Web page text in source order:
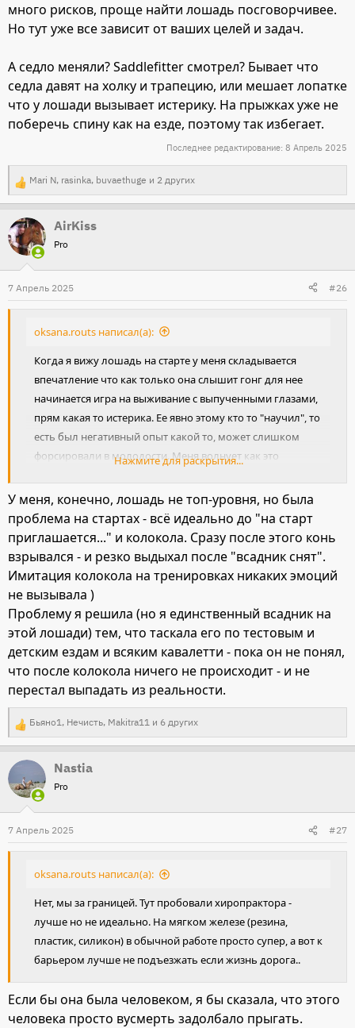
много рисков, проще найти лошадь посговорчивее.
Но тут уже все зависит от ваших целей и задач.
А седло меняли? Saddlefitter смотрел? Бывает что
седла давят на холку и трапецию, или мешает лопатке
что у лошади вызывает истерику. На прыжках уже не
поберечь спину как на езде, поэтому так избегает.
Последнее редактирование: 8 Апрель 2025
Р
е
а
к
и
и
Mari N, rasinka, buvaethuge и 2 других
AirKiss
Pro
7 Апрель 2025 #26
oksana.routs написал(а):
Когда я вижу лошадь на старте у меня складывается
впечатление что как только она слышит гонг для нее
начинается игра на выживание с выпученными глазами,
прям какая то истерика. Ее явно этому кто то "научил", то
есть был негативный опыт какой то, может слишком
форсировали в молодости. Меня волнует как это
форумов. Никогда не знаешь где найдешь помощь.
Нажмите для раскрытия...
У меня, конечно, лошадь не топ-уровня, но была
проблема на стартах - всё идеально до "на старт
приглашается..." и колокола. Сразу после этого конь
взрывался - и резко выдыхал после "всадник снят".
Имитация колокола на тренировках никаких эмоций
не вызывала )
Проблему я решила (но я единственный всадник на
этой лошади) тем, что таскала его по тестовым и
детским ездам и всяким кавалетти - пока он не понял,
что после колокола ничего не происходит - и не
перестал выпадать из реальности.
Р
е
а
к
и
и
Бьяно1, Нечисть, Makitra11 и 6 других
Nastia
Pro
7 Апрель 2025 #27
oksana.routs написал(а):
Нет, мы за границей. Тут пробовали хиропрактора -
лучше но не идеально. На мягком железе (резина,
пластик, силикон) в обычной работе просто супер, а вот к
барьером лучше не подъезжать если жизнь дорога..
Если бы она была человеком, я бы сказала, что этого
человека просто вусмерть задолбало прыгать.